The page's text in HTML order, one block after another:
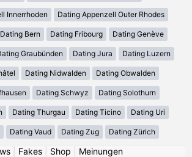
Innerrhoden Dating Appenzell Outer Rhodes
Dating Bern Dating Fribourg Dating Genève
Graubünden Dating Jura Dating Luzern
Dating Nidwalden Dating Obwalden
Dating Schwyz Dating Solothurn
Dating Thurgau Dating Ticino Dating Uri
Dating Vaud Dating Zug Dating Zürich
| Fakes| Shop
Meinungen